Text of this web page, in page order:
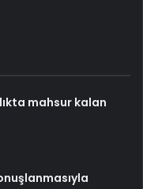
mahsur kalan